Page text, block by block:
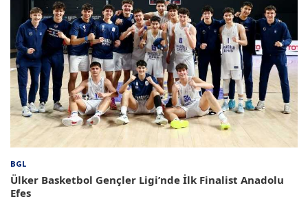
BGL
Ülker Basketbol Gençler Ligi’nde İlk Finalist Anadolu
Efes